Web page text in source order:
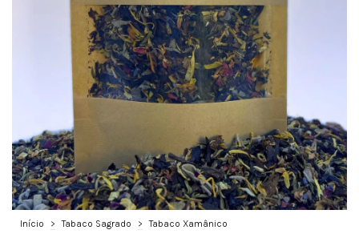
Início > Tabaco Sagrado > Tabaco Xamânico